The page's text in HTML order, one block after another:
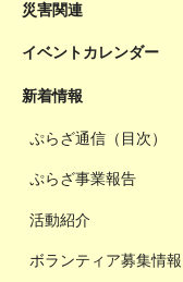
災害関連
イベントカレンダー
新着情報
ぷらざ通信（目次）
ぷらざ事業報告
活動紹介
ボランティア募集情報